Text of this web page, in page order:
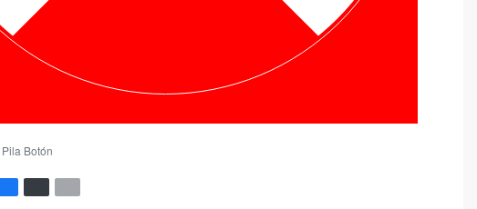
Pila Botón